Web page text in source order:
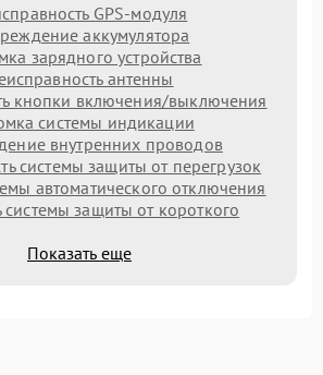
GPS-модуля
аккумулятора
зарядного устройства
антенны
кнопки включения/выключения
системы индикации
внутренних проводов
системы защиты от перегрузок
автоматического отключения
системы защиты от короткого
Показать еще